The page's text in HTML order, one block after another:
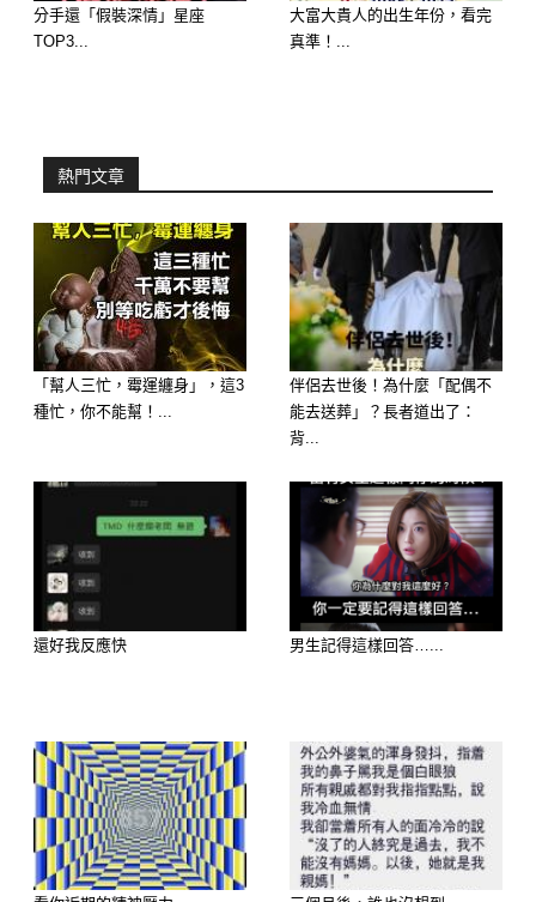
歡迎來下水道觀看更多都市傳說👉
https://lihi3.cc/c5H8h
延伸閱讀———————
看男人要從頭看到腳呢，還是從腳看到
頭？告訴你，每一個男人都不自覺地有
他生活上的”慣性”，而這些習慣就成為
他和你平常相處的關鍵。所以，從男人
解他們。
你的另一半或心儀的對象，穿鞋的慣性
是下列哪一種呢？
分手還「假裝深情」星座
TOP3...
大富大貴人的出生年份，看完
真準！...
熱門文章
「幫人三忙，霉運纏身」，這3
種忙，你不能幫！...
伴侶去世後！為什麼「配偶不
能去送葬」？長者道出了：
背...
還好我反應快 男生記得這樣回答…...